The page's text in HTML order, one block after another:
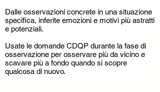
Dalle osservazioni concrete in una situazione
specifica, inferite emozioni e motivi più astratti
e potenziali.
Usate le domande CDQP durante la fase di
osservazione per osservare più da vicino e
scavare più a fondo quando si scopre
qualcosa di nuovo.